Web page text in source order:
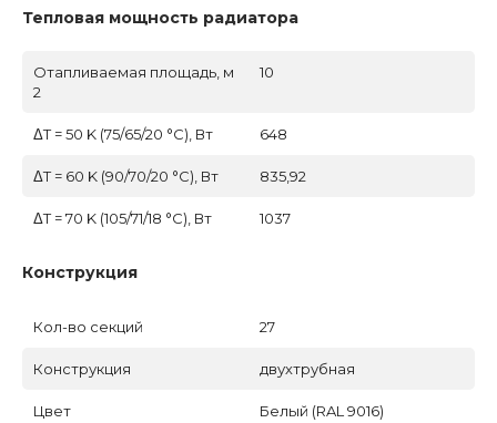
Тепловая мощность радиатора
Отапливаемая площадь, м
2
10
ΔT = 50 K (75/65/20 °C), Вт 648
ΔT = 60 K (90/70/20 °C), Вт 835,92
ΔT = 70 K (105/71/18 °C), Вт 1037
Конструкция
Кол-во секций 27
Конструкция двухтрубная
Цвет Белый (RAL 9016)